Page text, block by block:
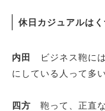
休日カジュアルは
内田
ビジネス鞄に
にしている人って多
四方 鞄って、正直